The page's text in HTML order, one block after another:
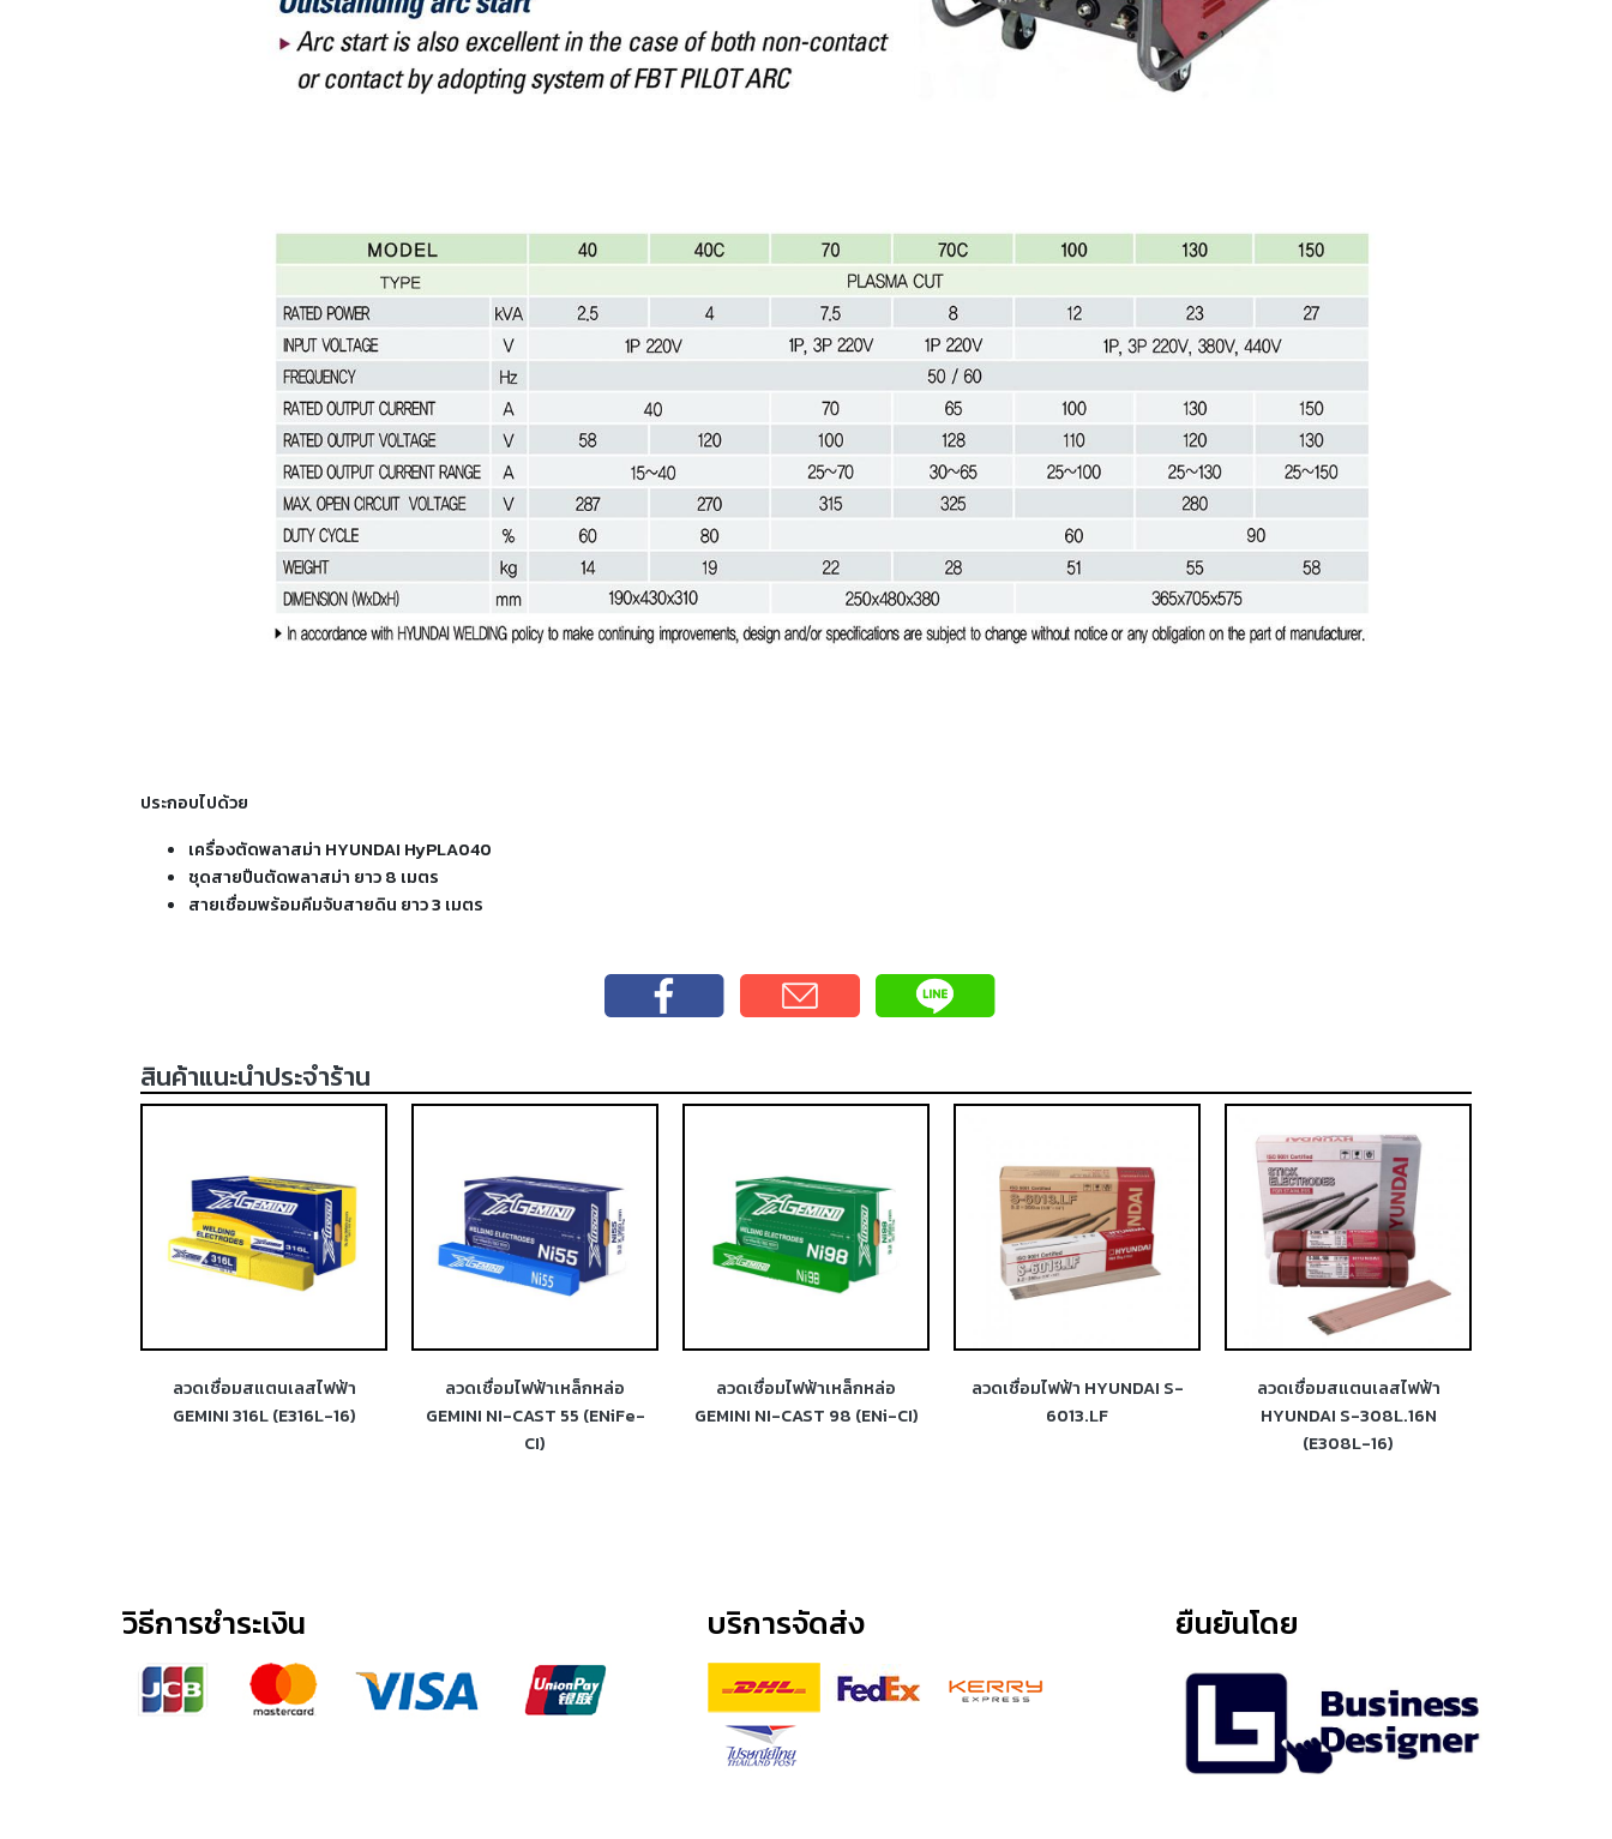
ประกอบไปด้วย
เครื่องตัดพลาสม่า HYUNDAI HyPLA040
ชุดสายปืนตัดพลาสม่า ยาว 8 เมตร
สายเชื่อมพร้อมคีมจับสายดิน ยาว 3 เมตร
สินค้าแนะนำประจำร้าน
ลวดเชื่อมสแตนเลสไฟฟ้า
GEMINI 316L (E316L-16)
ลวดเชื่อมไฟฟ้าเหล็กหล่อ
GEMINI NI-CAST 55 (ENiFe-
CI)
ลวดเชื่อมไฟฟ้าเหล็กหล่อ
GEMINI NI-CAST 98 (ENi-CI)
ลวดเชื่อมไฟฟ้า HYUNDAI S-
6013.LF
ลวดเชื่อมสแตนเลสไฟฟ้า
HYUNDAI S-308L.16N
(E308L-16)
วิธีการชำระเงิน บริการจัดส่ง ยืนยันโดย